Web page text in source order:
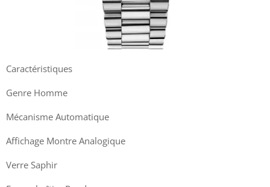
Caractéristiques
Genre Homme
Mécanisme Automatique
Affichage Montre Analogique
Verre Saphir